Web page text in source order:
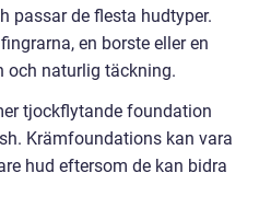
passar de flesta hudtyper.
en borste eller en
och naturlig täckning.
tjockflytande foundation
Krämfoundations kan vara
hud eftersom de kan bidra